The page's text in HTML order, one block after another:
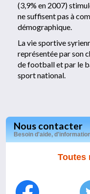
(3,9% en 2007)
ne suffisent pas à
démographique.
La vie sportive
représentée par son
de football et par le
sport national.
Nous contacter
Besoin d'aide,
Toutes